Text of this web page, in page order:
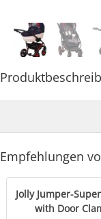
Empfehlungen
Jolly Jumper-
with Door